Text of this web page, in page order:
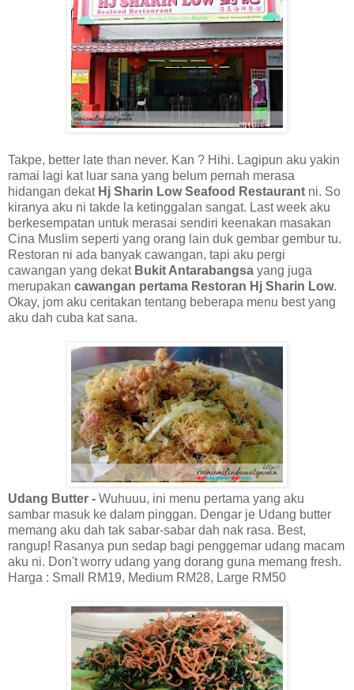
Takpe, better late than never. Kan ? Hihi. Lagipun aku yakin
ramai lagi kat luar sana yang belum pernah merasa
hidangan dekat Hj Sharin Low Seafood Restaurant ni. So
kiranya aku ni takde la ketinggalan sangat. Last week aku
berkesempatan untuk merasai sendiri keenakan masakan
Cina Muslim seperti yang orang lain duk gembar gembur tu.
Restoran ni ada banyak cawangan, tapi aku pergi
cawangan yang dekat Bukit Antarabangsa yang juga
merupakan cawangan pertama Restoran Hj Sharin Low.
Okay, jom aku ceritakan tentang beberapa menu best yang
aku dah cuba kat sana.
Udang Butter - Wuhuuu, ini menu pertama yang aku
sambar masuk ke dalam pinggan. Dengar je Udang butter
memang aku dah tak sabar-sabar dah nak rasa. Best,
rangup! Rasanya pun sedap bagi penggemar udang macam
aku ni. Don't worry udang yang dorang guna memang fresh.
Harga : Small RM19, Medium RM28, Large RM50